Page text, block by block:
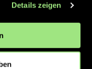
Details zeigen
Organisation und
unter dem Dach der
auch im Damen